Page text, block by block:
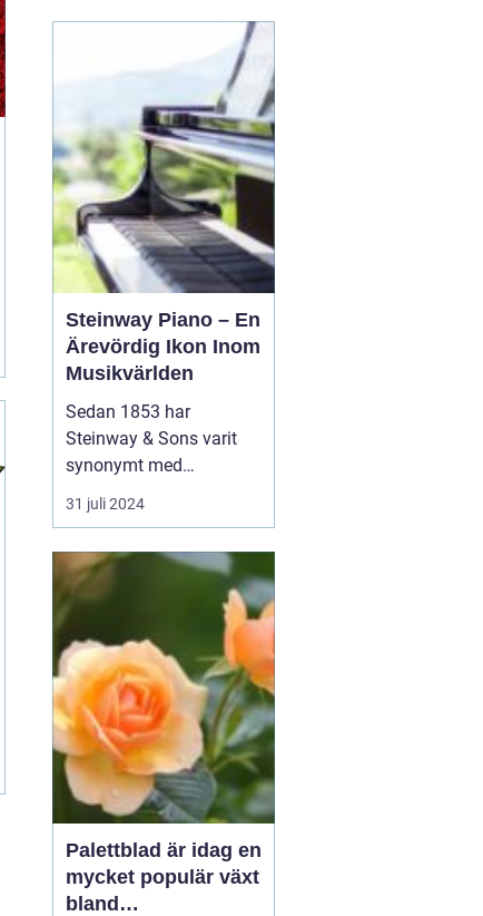
en trygg och ansvarsfull
jakt, den öppnar också
upp dörren till en ny v&...
Steinway Piano – En
Ärevördig Ikon Inom
Musikvärlden
Sedan 1853 har
Steinway & Sons varit
synonymt med
enastående hantverk
och oöverträffad
pianovärlden. Steinway-
pianon är inte bara
musikinstrument utan
även konstverk skapade
genom kombinationen
av tra...
31 juli 2024
Palettblad är idag en
mycket populär växt
bland